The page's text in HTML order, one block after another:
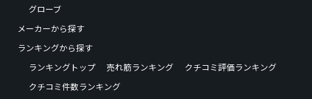
グローブ
メーカーから探す
ランキングから探す
ランキングトップ
売れ筋ランキング
クチコミ評価ランキング
クチコミ件数ランキング